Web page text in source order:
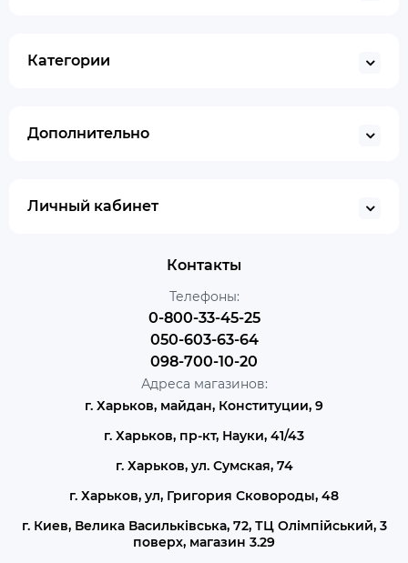
Категории
Дополнительно
Личный кабинет
Контакты
Телефоны:
0-800-33-45-25
050-603-63-64
098-700-10-20
Адреса магазинов:
г. Харьков, майдан, Конституции, 9
г. Харьков, пр-кт, Науки, 41/43
г. Харьков, ул. Сумская, 74
г. Харьков, ул, Григория Сковороды, 48
г. Киев, Велика Васильківська, 72, ТЦ Олімпійський, 3
поверх, магазин 3.29